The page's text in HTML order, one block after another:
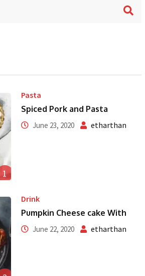
1
Pasta
Spiced Pork and Pasta
June 23, 2020 etharthan
Drink
Pumpkin Cheese cake With
June 22, 2020 etharthan